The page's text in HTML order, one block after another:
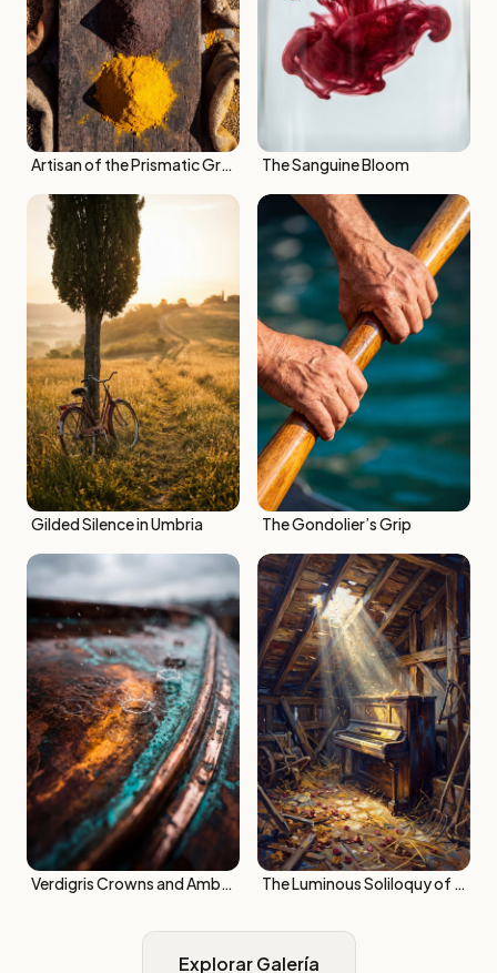
Artisan of the Prismatic Grains The Sanguine Bloom
Gilded Silence in Umbria The Gondolier’s Grip
Verdigris Crowns and Amber Ripples The Luminous Soliloquy of Silent Ivory
Explorar Galería